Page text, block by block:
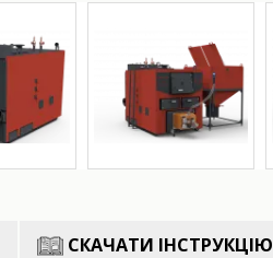
СКАЧАТИ ІНСТРУКЦІЮ